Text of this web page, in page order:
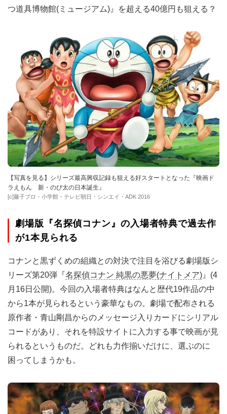
つ道具博物館(ミュージアム)』を超える40億円も狙える？
【写真を見る】シリーズ最高興収記録も狙える好スタートとなった『映画ド
ラえもん 新・のび太の日本誕生』
[c]藤子プロ・小学館・テレビ朝日・シンエイ・ADK 2016
劇場版『名探偵コナン』の入場者特典で過去作
が1本見られる
コナンと黒ずくめの組織との対決で注目を浴びる劇場版シ
リーズ第20弾『名探偵コナン 純黒の悪夢(ナイトメア) 』(4
月16日公開)。今回の入場者特典はなんと歴代19作品の中
から1本が見られるという豪華なもの。劇場で配布される
原作者・青山剛昌からのメッセージ入りカードにシリアル
コードがあり、それを特設サイトに入力する事で映画が見
られるというものだ。どれも力作揃いだけに、選ぶのに
困ってしまうかも。